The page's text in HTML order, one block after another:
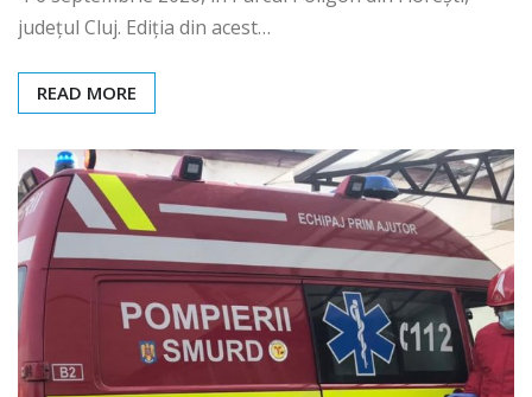
județul Cluj. Ediția din acest…
READ MORE